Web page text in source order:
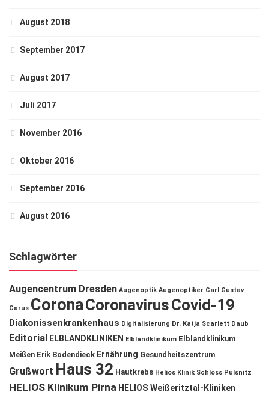
August 2018
September 2017
August 2017
Juli 2017
November 2016
Oktober 2016
September 2016
August 2016
Schlagwörter
Augencentrum Dresden Augenoptik Augenoptiker Carl Gustav
Carus CoronaCoronavirusCovid-19
Diakonissenkrankenhaus Digitalisierung Dr. Katja Scarlett Daub
Editorial ELBLANDKLINIKEN Elblandklinikum Elblandklinikum
Meißen Erik Bodendieck Ernährung Gesundheitszentrum
Grußwort Haus 32 Hautkrebs Helios Klinik Schloss Pulsnitz
HELIOS Klinikum Pirna HELIOS Weißeritztal-Kliniken